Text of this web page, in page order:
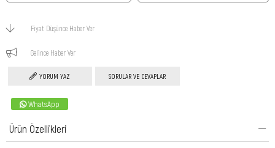
Fiyat Düşünce Haber Ver
Gelince Haber Ver
YORUM YAZ SORULAR VE CEVAPLAR
WhatsApp
Ürün Özellikleri